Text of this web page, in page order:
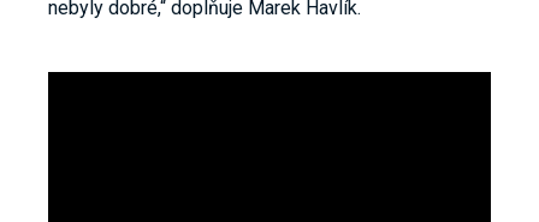
nebyly dobré,“ doplňuje Marek Havlík.